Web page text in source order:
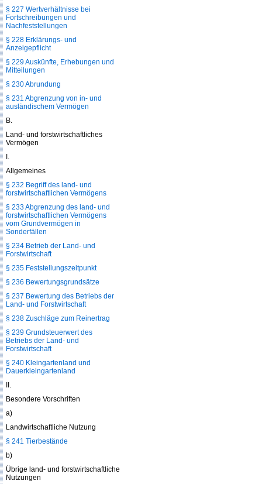
§ 227 Wertverhältnisse bei
Fortschreibungen und
Nachfeststellungen
§ 228 Erklärungs- und
Anzeigepflicht
§ 229 Auskünfte, Erhebungen und
Mitteilungen
§ 230 Abrundung
§ 231 Abgrenzung von in- und
ausländischem Vermögen
B.
Land- und forstwirtschaftliches
Vermögen
I.
Allgemeines
§ 232 Begriff des land- und
forstwirtschaftlichen Vermögens
§ 233 Abgrenzung des land- und
forstwirtschaftlichen Vermögens
vom Grundvermögen in
Sonderfällen
§ 234 Betrieb der Land- und
Forstwirtschaft
§ 235 Feststellungszeitpunkt
§ 236 Bewertungsgrundsätze
§ 237 Bewertung des Betriebs der
Land- und Forstwirtschaft
§ 238 Zuschläge zum Reinertrag
§ 239 Grundsteuerwert des
Betriebs der Land- und
Forstwirtschaft
§ 240 Kleingartenland und
Dauerkleingartenland
II.
Besondere Vorschriften
a)
Landwirtschaftliche Nutzung
§ 241 Tierbestände
b)
Übrige land- und forstwirtschaftliche
Nutzungen